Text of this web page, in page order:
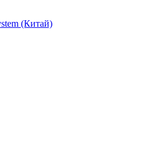
(Китай)